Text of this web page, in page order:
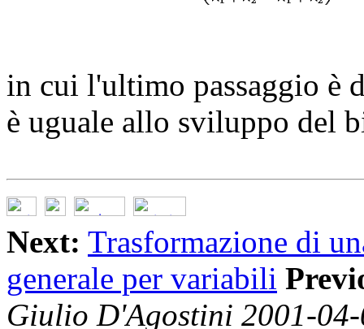
in cui l'ultimo passaggio è
è uguale allo sviluppo del
Next: Trasformazione di
generale per variabili
Giulio D'Agostini 2001-